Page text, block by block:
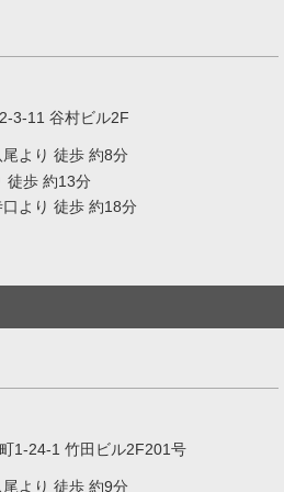
3-11 谷村ビル2F
より 徒歩 約8分
徒歩 約13分
より 徒歩 約18分
1-24-1 竹田ビル2F201号
より 徒歩 約9分